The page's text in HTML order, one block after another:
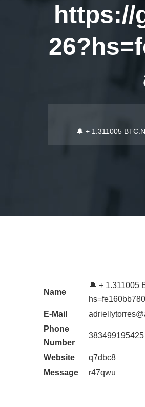
https://
🔔 + 1.311005
Name
🔔 + 1.311005
E-Mail
Phone
Number
383499195425
Website
q7dbc8
Message
r47qwu